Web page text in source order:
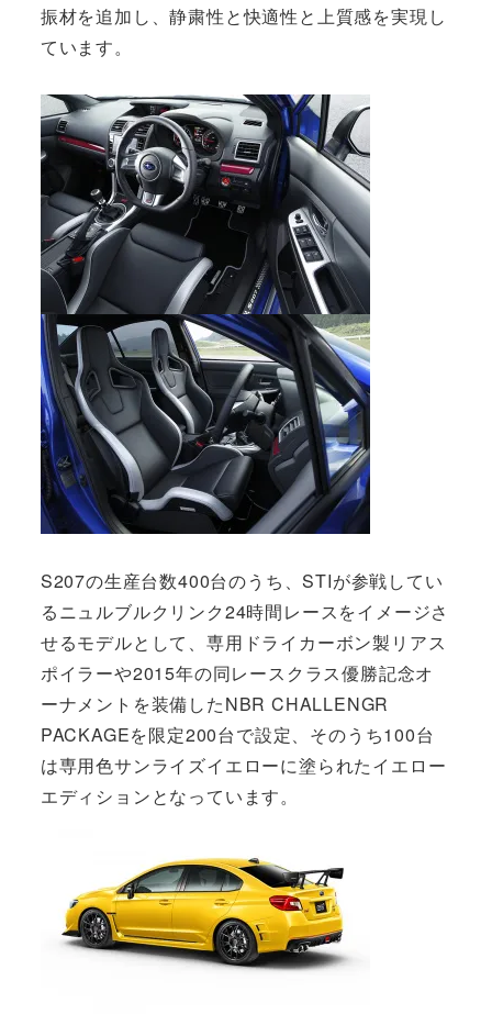
振材を追加し、静粛性と快適性と上質感を実現し
ています。
S207の生産台数400台のうち、STIが参戦してい
るニュルブルクリンク24時間レースをイメージさ
せるモデルとして、専用ドライカーボン製リアス
ポイラーや2015年の同レースクラス優勝記念オ
ーナメントを装備したNBR CHALLENGR
PACKAGEを限定200台で設定、そのうち100台
は専用色サンライズイエローに塗られたイエロー
エディションとなっています。